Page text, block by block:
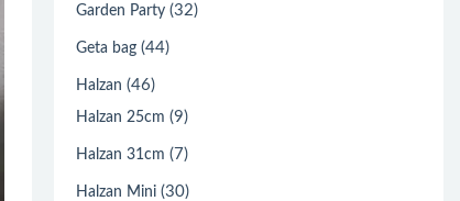
Garden Party (32)
Geta bag (44)
Halzan (46)
Halzan 25cm (9)
Halzan 31cm (7)
Halzan Mini (30)